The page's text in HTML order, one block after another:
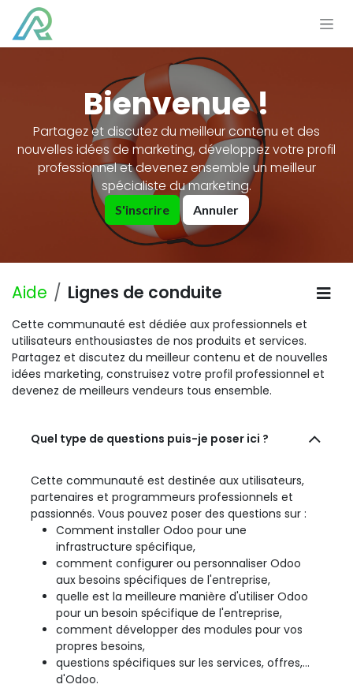
Se rendre au contenu
Bienvenue !
Partagez et discutez du meilleur contenu et des
nouvelles idées de marketing, développez votre profil
professionnel et devenez ensemble un meilleur
spécialiste du marketing.
S'inscrire Annuler
Aide Lignes de conduite
Cette communauté est dédiée aux professionnels et
utilisateurs enthousiastes de nos produits et services.
Partagez et discutez du meilleur contenu et de nouvelles
idées marketing, construisez votre profil professionnel et
devenez de meilleurs vendeurs tous ensemble.
Quel type de questions puis-je poser ici ?
Cette communauté est destinée aux utilisateurs,
partenaires et programmeurs professionnels et
passionnés. Vous pouvez poser des questions sur :
Comment installer Odoo pour une
infrastructure spécifique,
comment configurer ou personnaliser Odoo
aux besoins spécifiques de l'entreprise,
quelle est la meilleure manière d'utiliser Odoo
pour un besoin spécifique de l'entreprise,
comment développer des modules pour vos
propres besoins,
questions spécifiques sur les services, offres,...
d'Odoo.